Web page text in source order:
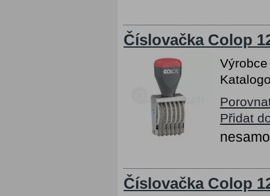
Číslovačka Colop
Přidat
Číslovačka Colop